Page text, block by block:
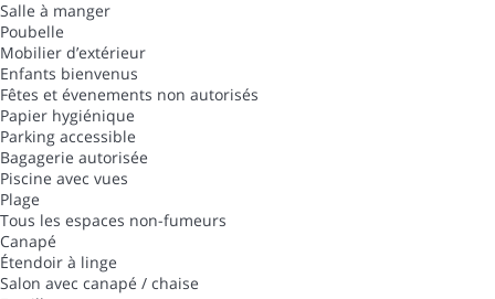
Salle à manger
Poubelle
Mobilier d’extérieur
Enfants bienvenus
Fêtes et évenements non autorisés
Papier hygiénique
Parking accessible
Bagagerie autorisée
Piscine avec vues
Plage
Tous les espaces non-fumeurs
Canapé
Étendoir à linge
Salon avec canapé / chaise